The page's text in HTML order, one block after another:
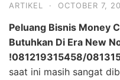
ARTIKEL · OCTOBER 7,
Peluang Bisnis Money
Butuhkan Di Era New
!081219315458/
saat ini masih sangat